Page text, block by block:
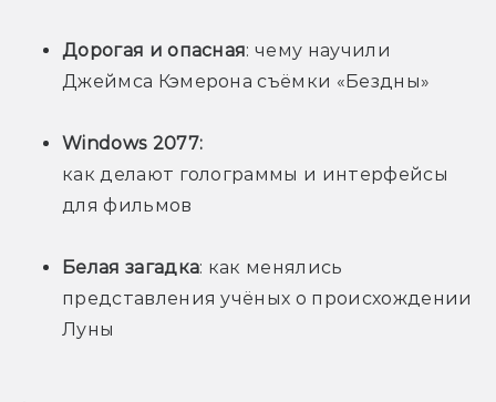
Дорогая и опасная: чему научили
Джеймса Кэмерона съёмки «Бездны»
Windows 2077:
как делают голограммы и интерфейсы
для фильмов
Белая загадка: как менялись
представления учёных о происхождении
Луны